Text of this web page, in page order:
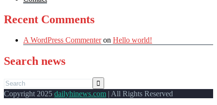
Recent Comments
A WordPress Commenteron Hello world!
Search news
Copyright 2025 dailyhinews.com | All Rights Reserved